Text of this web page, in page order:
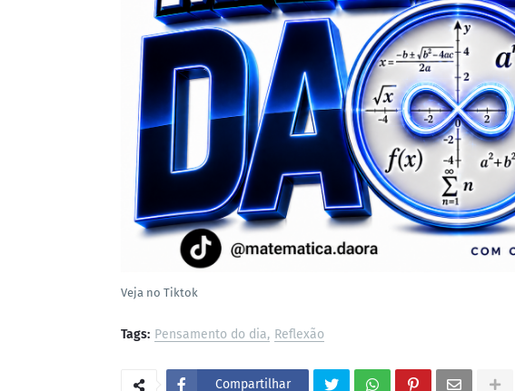
Veja no Tiktok
Tags: Pensamento do dia Reflexão
Compartilhar